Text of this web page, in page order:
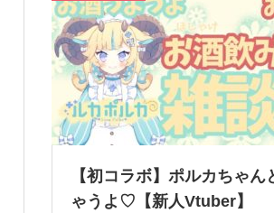
【初コラボ】ポルカちゃん
ゃうよ♡【新人Vtuber】